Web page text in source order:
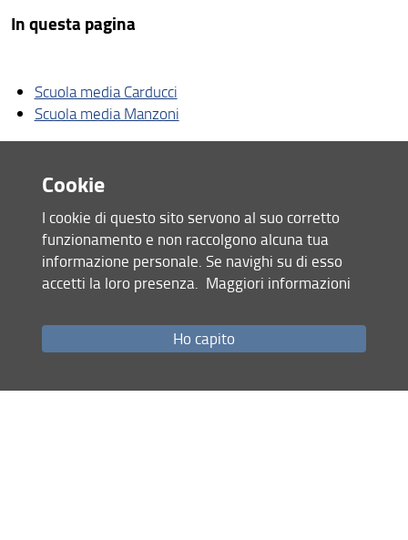
In questa pagina
Scuola media Carducci
Scuola media Manzoni
Condividi
Destinatari
Bibliografia
Mappa del sito
RSS feed
Privacy
Cookie
I cookie di questo sito servono al suo corretto
funzionamento e non raccolgono alcuna tua
informazione personale. Se navighi su di esso
accetti la loro presenza. Maggiori informazioni
Ho capito